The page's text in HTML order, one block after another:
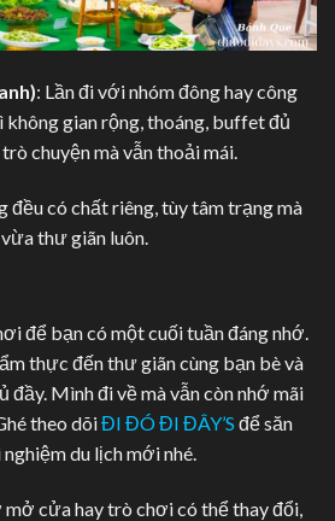
: Lần đi với nhóm đông hay công
không gian rộng, thoáng, buffet đủ
chuyện mà vẫn thoải mái.
đều có chất riêng, tùy tâm trạng mà
thư giãn luôn.
để bạn có một cuối tuần đáng nhớ.
thực đến thư giãn cùng bạn bè và
đầy. Mình đi về mà vẫn còn nhớ mãi
theo dõiĐI ĐÓ ĐI ĐÂY’S để săn
du lịch mới nhé.
mở cửa hay trò chơi có thể thay đổi,